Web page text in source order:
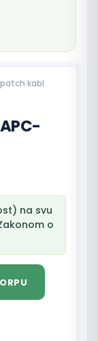
kabl
na svu
o